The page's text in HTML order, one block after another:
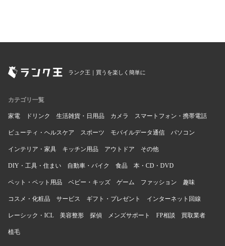
ランク王｜買うを楽しく簡単に
カテゴリ一覧
家電 ドリンク 生活雑貨・日用品 カメラ スマートフォン・携帯電話
ビューティ・ヘルスケア スポーツ モバイルデータ通信 パソコン
インテリア・家具 キッチン用品 アウトドア その他
DIY・工具・住まい 自動車・バイク 食品 本・CD・DVD
ペット・ペット用品 ベビー・キッズ ゲーム ファッション 趣味
コスメ・化粧品 サービス ギフト・プレゼント インターネット回線
レーシック・ICL 美容整形 探偵 メンズサポート FP相談 買取業者
植毛